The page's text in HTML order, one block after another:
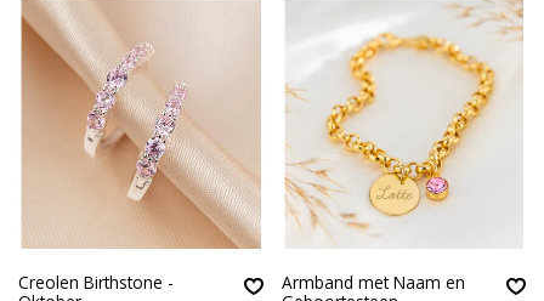
Creolen Birthstone -
Armband met Naam en